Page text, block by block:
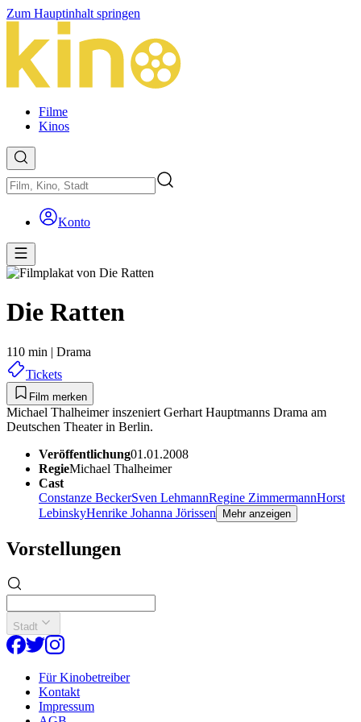
Zum Hauptinhalt springen
Filme
Kinos
Konto
Die Ratten
110 min | Drama
Tickets
Film merken
Michael Thalheimer inszeniert Gerhart Hauptmanns Drama am
Deutschen Theater in Berlin.
Veröffentlichung01.01.2008
RegieMichael Thalheimer
Cast
Constanze BeckerSven LehmannRegine ZimmermannHorst
LebinskyHenrike Johanna Jörissen Mehr anzeigen
Vorstellungen
Stadt
Für Kinobetreiber
Kontakt
Impressum